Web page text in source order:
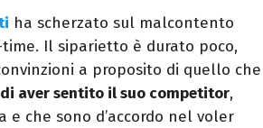
ha scherzato sul malcontento
Il siparietto è durato poco,
a proposito di quello che
aver sentito il suo competitor,
che sono d’accordo nel voler